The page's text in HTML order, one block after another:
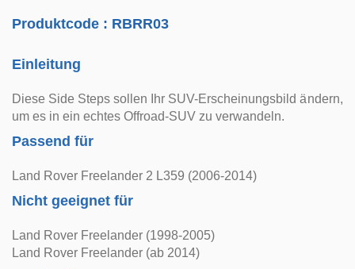
Produktcode : RBRR03
Einleitung
Diese Side Steps sollen Ihr SUV-Erscheinungsbild ändern,
um es in ein echtes Offroad-SUV zu verwandeln.
Passend für
Land Rover Freelander 2 L359 (2006-2014)
Nicht geeignet für
Land Rover Freelander (1998-2005)
Land Rover Freelander (ab 2014)